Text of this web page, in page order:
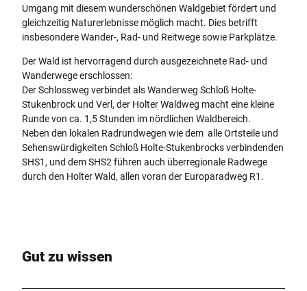
Umgang mit diesem wunderschönen Waldgebiet fördert und
gleichzeitig Naturerlebnisse möglich macht. Dies betrifft
insbesondere Wander-, Rad- und Reitwege sowie Parkplätze.
Der Wald ist hervorragend durch ausgezeichnete Rad- und
Wanderwege erschlossen:
Der Schlossweg verbindet als Wanderweg Schloß Holte-
Stukenbrock und Verl, der Holter Waldweg macht eine kleine
Runde von ca. 1,5 Stunden im nördlichen Waldbereich.
Neben den lokalen Radrundwegen wie dem alle Ortsteile und
Sehenswürdigkeiten Schloß Holte-Stukenbrocks verbindenden
SHS1, und dem SHS2 führen auch überregionale Radwege
durch den Holter Wald, allen voran der Europaradweg R1.
Gut zu wissen